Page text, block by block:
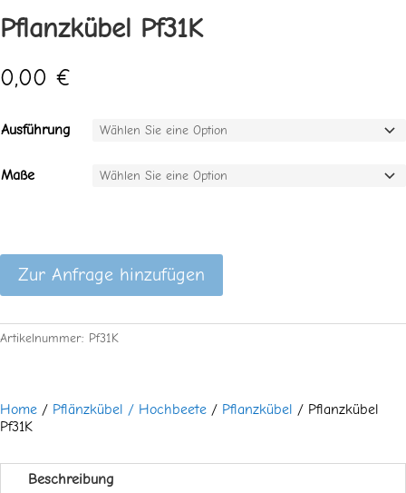
Pflanzkübel Pf31K
0,00 €
Ausführung
Maße
Zur Anfrage hinzufügen
Artikelnummer: Pf31K
Home / Pflänzkübel / Hochbeete / Pflanzkübel / Pflanzkübel
Pf31K
Beschreibung